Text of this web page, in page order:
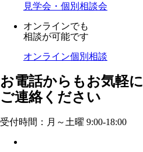
見学会・個別相談会
オンラインでも
相談が可能です
オンライン個別相談
お電話からもお気軽に
ご連絡ください
受付時間：月～土曜 9:00-18:00